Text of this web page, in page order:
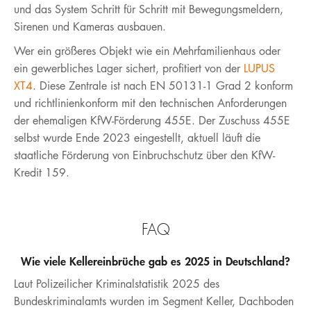
und das System Schritt für Schritt mit Bewegungsmeldern,
Sirenen und Kameras ausbauen.
Wer ein größeres Objekt wie ein Mehrfamilienhaus oder
ein gewerbliches Lager sichert, profitiert von der LUPUS
XT4. Diese Zentrale ist nach EN 50131-1 Grad 2 konform
und richtlinienkonform mit den technischen Anforderungen
der ehemaligen KfW-Förderung 455E. Der Zuschuss 455E
selbst wurde Ende 2023 eingestellt, aktuell läuft die
staatliche Förderung von Einbruchschutz über den KfW-
Kredit 159.
FAQ
Wie viele Kellereinbrüche gab es 2025 in Deutschland?
Laut Polizeilicher Kriminalstatistik 2025 des
Bundeskriminalamts wurden im Segment Keller, Dachboden